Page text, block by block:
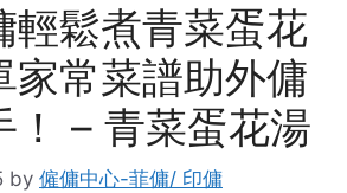
輕鬆煮青菜蛋花
家常菜譜助外傭
！ – 青菜蛋花湯
by 僱傭中心-菲傭/ 印傭